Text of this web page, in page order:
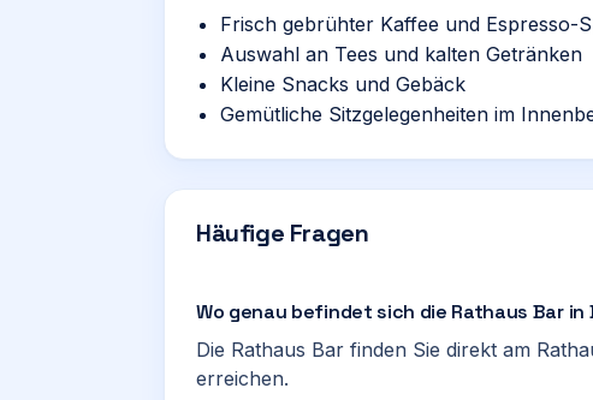
Frisch gebrühter Kaffee und Espresso-
Auswahl an Tees und kalten Getränken
Kleine Snacks und Gebäck
Gemütliche Sitzgelegenheiten im
Häufige Fragen
Wo genau befindet sich die Rathaus Bar in
Die Rathaus Bar finden Sie direkt am
erreichen.